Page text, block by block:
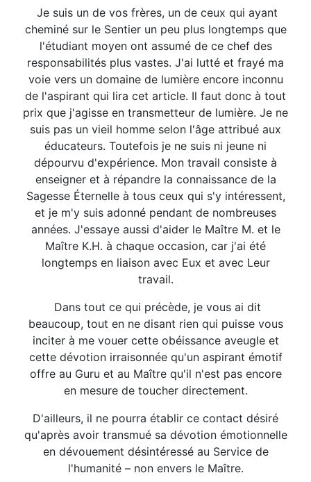
Je suis un de vos frères, un de ceux qui ayant
cheminé sur le Sentier un peu plus longtemps que
l'étudiant moyen ont assumé de ce chef des
responsabilités plus vastes. J'ai lutté et frayé ma
voie vers un domaine de lumière encore inconnu
de l'aspirant qui lira cet article. Il faut donc à tout
prix que j'agisse en transmetteur de lumière. Je ne
suis pas un vieil homme selon l'âge attribué aux
éducateurs. Toutefois je ne suis ni jeune ni
dépourvu d'expérience. Mon travail consiste à
enseigner et à répandre la connaissance de la
Sagesse Éternelle à tous ceux qui s'y intéressent,
et je m'y suis adonné pendant de nombreuses
années. J'essaye aussi d'aider le Maître M. et le
Maître K.H. à chaque occasion, car j'ai été
longtemps en liaison avec Eux et avec Leur
travail.
Dans tout ce qui précède, je vous ai dit
beaucoup, tout en ne disant rien qui puisse vous
inciter à me vouer cette obéissance aveugle et
cette dévotion irraisonnée qu'un aspirant émotif
offre au Guru et au Maître qu'il n'est pas encore
en mesure de toucher directement.
D'ailleurs, il ne pourra établir ce contact désiré
qu'après avoir transmué sa dévotion émotionnelle
en dévouement désintéressé au Service de
l'humanité – non envers le Maître.